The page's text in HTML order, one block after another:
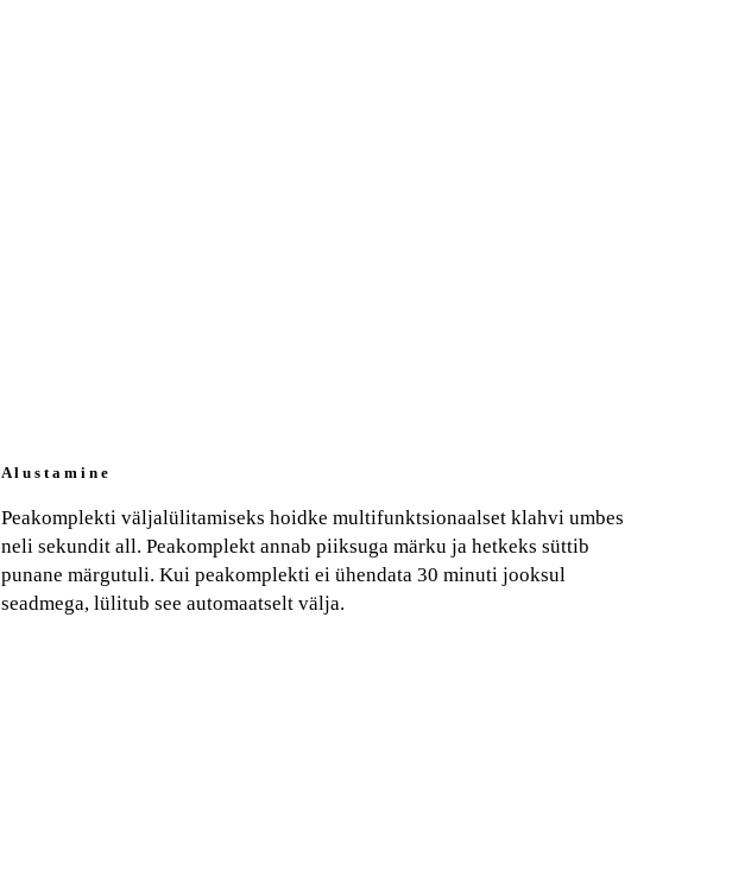
A l u s t a m i n e
Peakomplekti väljalülitamiseks hoidke multifunktsionaalset klahvi umbes
neli sekundit all. Peakomplekt annab piiksuga märku ja hetkeks süttib
punane märgutuli. Kui peakomplekti ei ühendata 30 minuti jooksul
seadmega, lülitub see automaatselt välja.